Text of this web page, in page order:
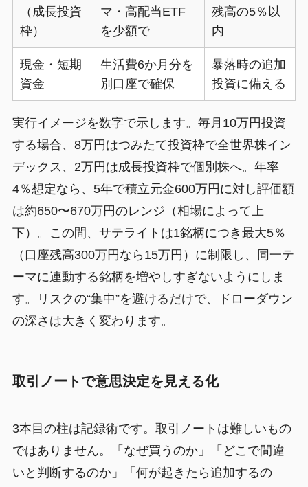
（成長投資
枠）
マ・高配当ETF
を少額で
残高の5％以
内
現金・短期
資金
生活費6か月分を
別口座で確保
暴落時の追加
投資に備える
実行イメージを数字で示します。毎月10万円投資
する場合、8万円はつみたて投資枠で全世界株イン
デックス、2万円は成長投資枠で個別株へ。年率
4％想定なら、5年で積立元金600万円に対し評価額
は約650〜670万円のレンジ（相場によって上
下）。この間、サテライトは1銘柄につき最大5％
（口座残高300万円なら15万円）に制限し、同一テ
ーマに連動する銘柄を増やしすぎないようにしま
す。リスクの“集中”を避けるだけで、ドローダウン
の深さは大きく変わります。
取引ノートで意思決定を見える化
3本目の柱は記録術です。取引ノートは難しいもの
ではありません。「なぜ買うのか」「どこで間違
いと判断するのか」「何が起きたら追加するの